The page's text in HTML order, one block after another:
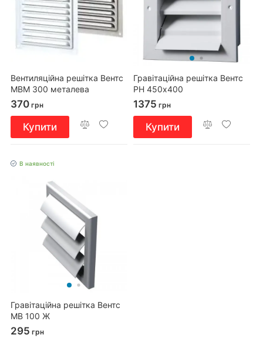
Вентиляційна решітка Вентс
МВМ 300 металева
370 грн
Купити
Гравітаційна решітка Вентс
РН 450х400
1375 грн
Купити
В наявності
Гравітаційна решітка Вентс
МВ 100 Ж
295 грн